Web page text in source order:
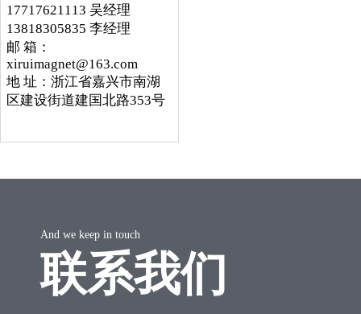
17717621113 吴经理
13818305835 李经理
邮 箱：
xiruimagnet@163.com
地 址：浙江省嘉兴市南湖
区建设街道建国北路353号
And we keep in touch
联系我们